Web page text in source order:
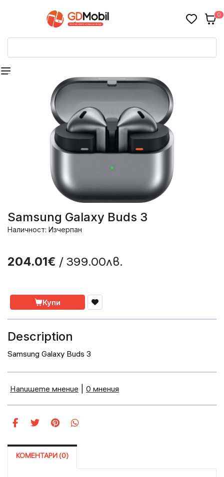
0
Samsung Galaxy Buds 3
Наличност: Изчерпан
204.01€ / 399.00лв.
Купи
Description
Samsung Galaxy Buds 3
Напишете мнение 0 мнения
КОМЕНТАРИ (0)